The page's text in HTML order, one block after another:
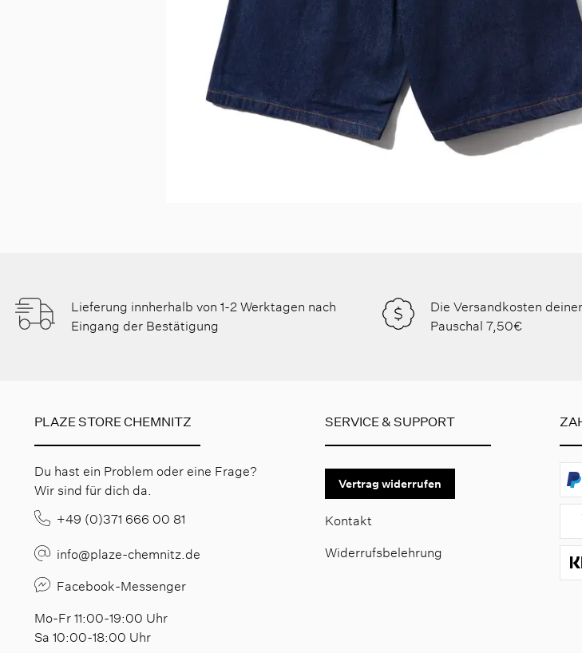
Lieferung innherhalb von 1-2 Werktagen nach
Eingang der Bestätigung
Die Versandkosten
Pauschal 7,50€
PLAZE STORE CHEMNITZ
Du hast ein Problem oder eine Frage?
Wir sind für dich da.
+49 (0)371 666 00 81
info@plaze-chemnitz.de
Facebook-Messenger
Mo-Fr 11:00-19:00 Uhr
Sa 10:00-18:00 Uhr
SERVICE & SUPPORT
Vertrag widerrufen
Kontakt
Widerrufsbelehrung